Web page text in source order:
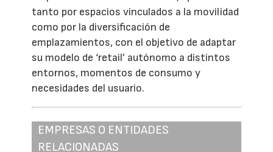
tanto por espacios vinculados a la movilidad
como por la diversificación de
emplazamientos, con el objetivo de adaptar
su modelo de ‘retail’ autónomo a distintos
entornos, momentos de consumo y
necesidades del usuario.
EMPRESAS O ENTIDADES
RELACIONADAS